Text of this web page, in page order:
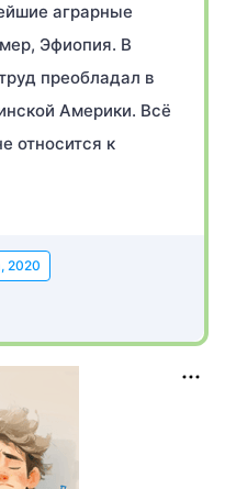
аграрные
Эфиопия. В
преобладал в
Америки. Всё
относится к
2020